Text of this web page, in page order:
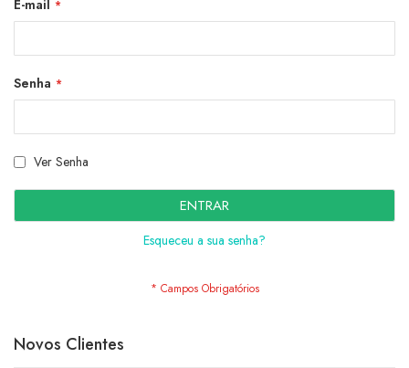
E-mail
Senha
Ver Senha
ENTRAR
Esqueceu a sua senha?
Novos Clientes